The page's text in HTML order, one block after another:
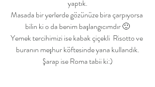
yaptık.
Masada bir yerlerde gözünüze bira çarpıyorsa
bilin ki o da benim başlangıcımdır 🙂
Yemek tercihimizi ise kabak çiçekli  Risotto ve
buranın meşhur köftesinde yana kullandık.
Şarap ise Roma tabii ki:)